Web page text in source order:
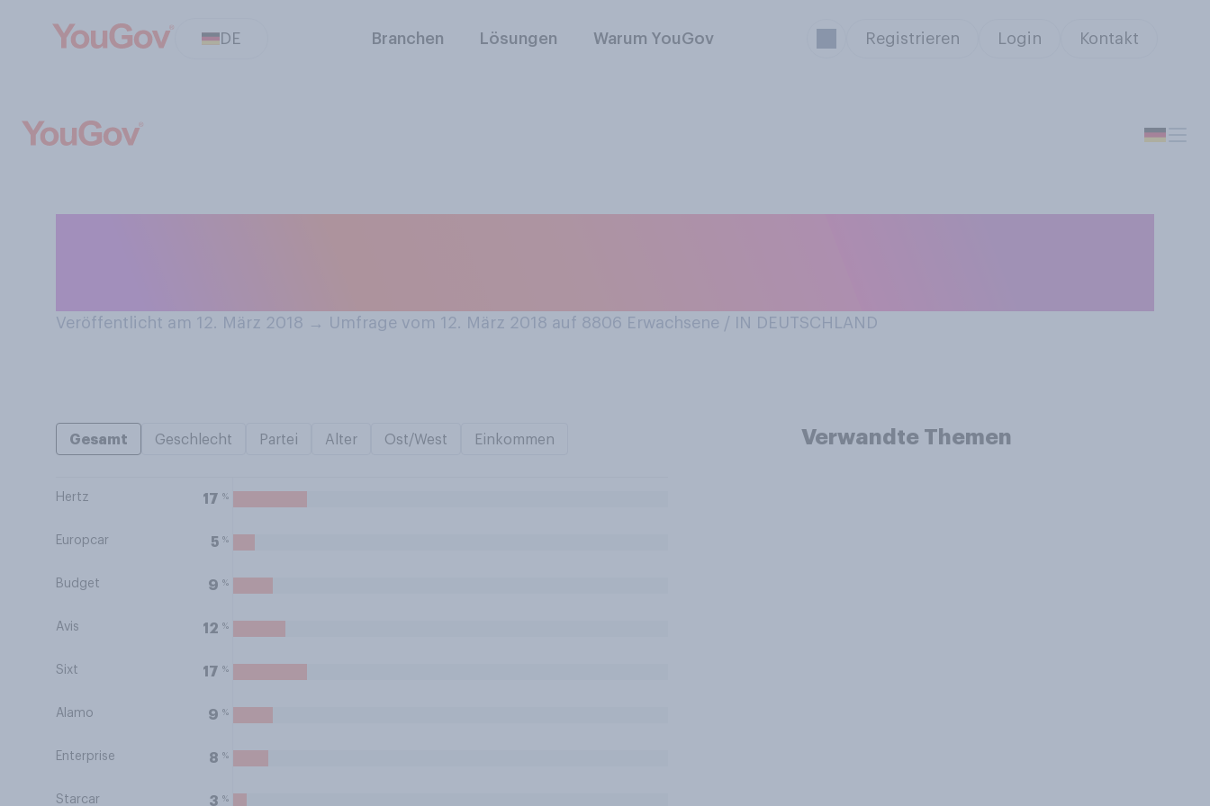
DE Branchen Lösungen Warum YouGov Registrieren Login Kontakt
Veröffentlicht am 12. März 2018 → Umfrage vom 12. März 2018 auf 8806 Erwachsene / IN DEUTSCHLAND
Gesamt Geschlecht Partei Alter Ost/West Einkommen
Hertz 17 %
Europcar 5 %
Budget 9 %
Avis 12 %
Sixt 17 %
Alamo 9 %
Enterprise 8 %
Starcar 3 %
Verwandte Themen